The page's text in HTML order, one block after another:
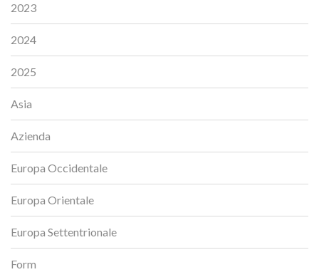
2023
2024
2025
Asia
Azienda
Europa Occidentale
Europa Orientale
Europa Settentrionale
Form